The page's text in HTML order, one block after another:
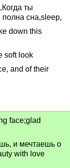
ты
сна,sleep,
down this
soft look
and of their
face;glad
и мечтаешь о
with love